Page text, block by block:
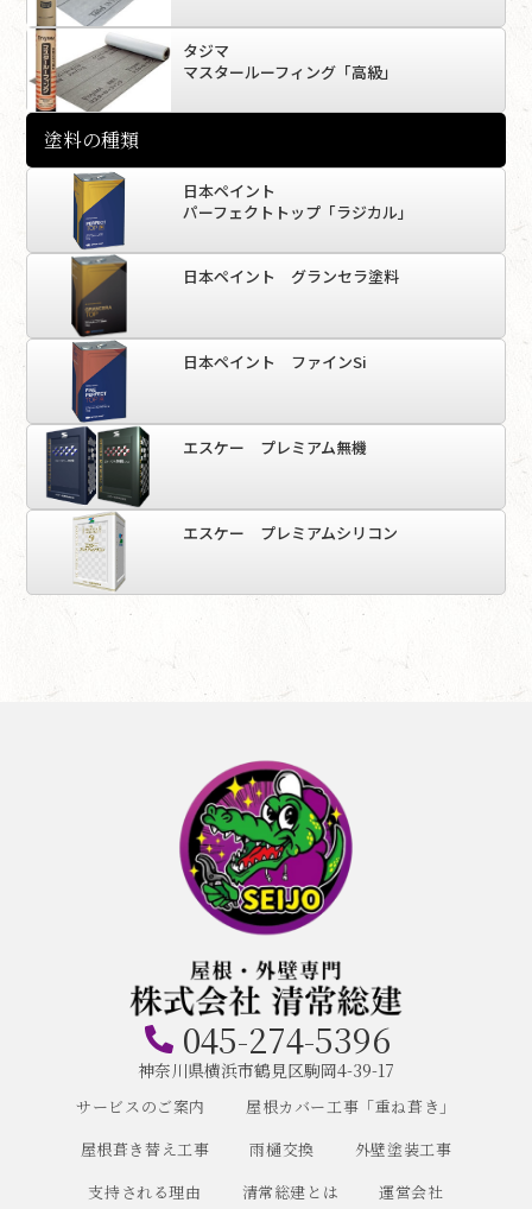
タジマ
マスタールーフィング「高級」
塗料の種類
日本ペイント
パーフェクトトップ「ラジカル」
日本ペイント グランセラ塗料
日本ペイント ファインSi
エスケー プレミアム無機
エスケー プレミアムシリコン
045-274-5396
神奈川県横浜市鶴見区駒岡4-39-17
サービスのご案内
屋根カバー工事「重ね葺き」
屋根葺き替え工事
雨樋交換
外壁塗装工事
支持される理由
清常総建とは 運営会社